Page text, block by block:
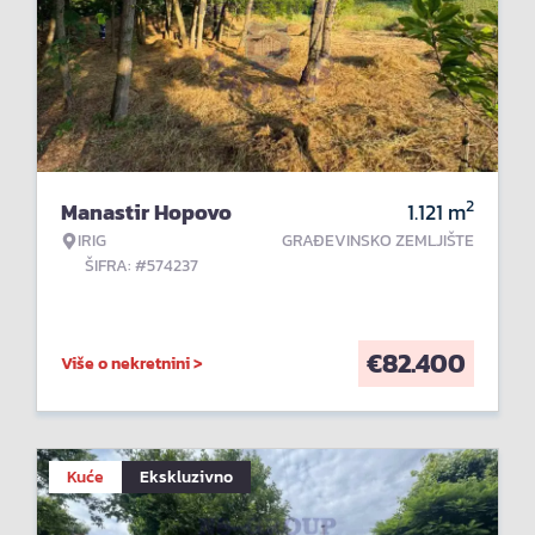
Manastir Hopovo
IRIG
ŠIFRA: #574237
1.121 m2
GRAĐEVINSKO ZEMLJIŠTE
Više o nekretnini > €82.400
Kuće Ekskluzivno